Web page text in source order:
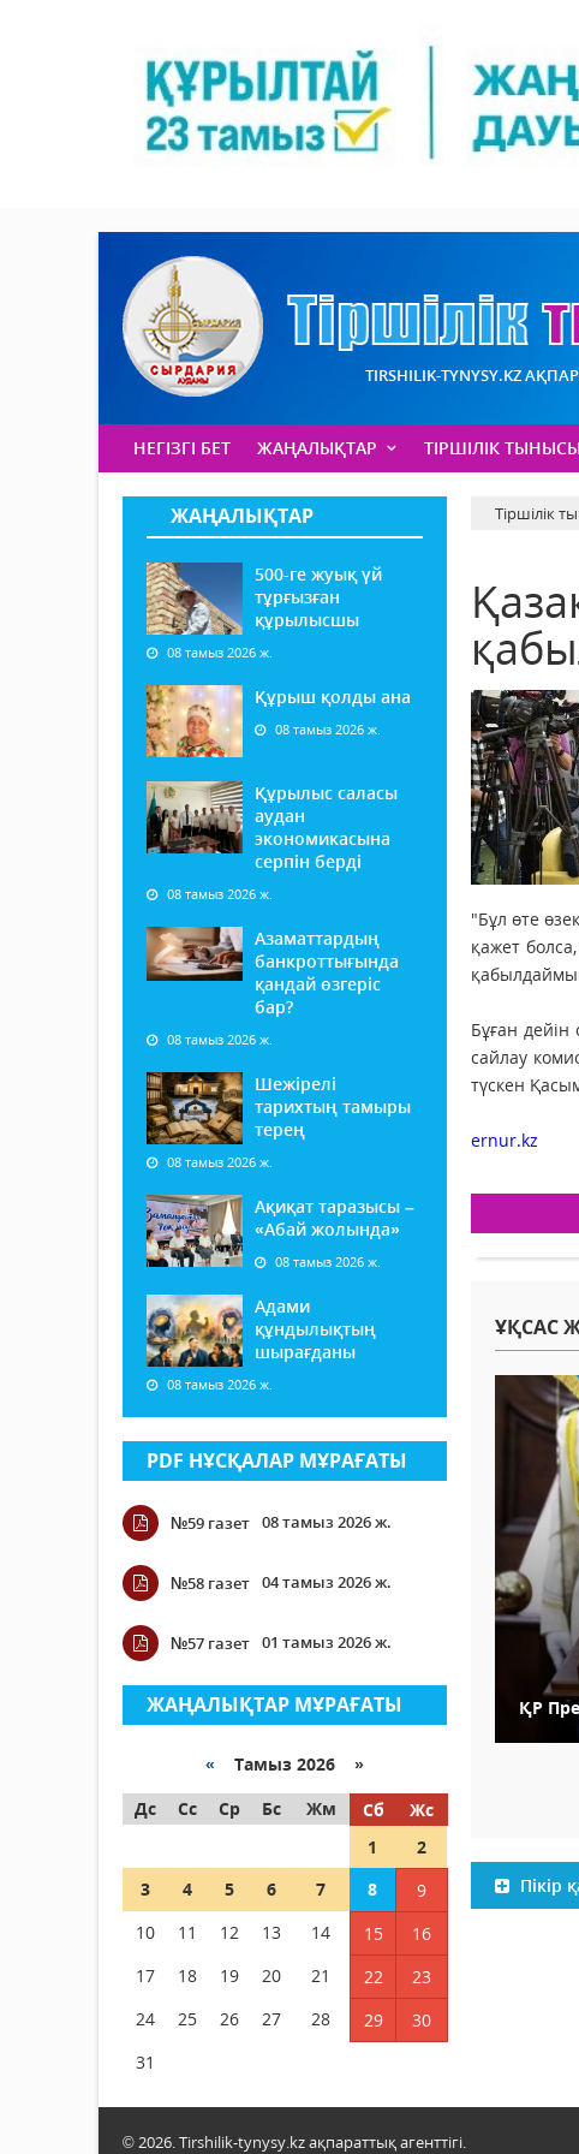
TIRSHILIK-TYNYSY.KZ
НЕГІЗГІ БЕТ ЖАҢАЛЫҚТАР ТІРШІЛІК
ЖАҢАЛЫҚТАР
500-ге жуық үй
тұрғызған
құрылысшы
08 тамыз 2026 ж.
Құрыш қолды ана
08 тамыз 2026 ж.
Құрылыс саласы
аудан
экономикасына
серпін берді
08 тамыз 2026 ж.
Азаматтардың
банкроттығында
қандай өзгеріс
бар?
08 тамыз 2026 ж.
Шежірелі
тарихтың тамыры
терең
08 тамыз 2026 ж.
Ақиқат таразысы –
«Абай жолында»
08 тамыз 2026 ж.
Адами
құндылықтың
шырағданы
08 тамыз 2026 ж.
PDF НҰСҚАЛАР МҰРАҒАТЫ
№59 газет 08 тамыз 2026 ж.
№58 газет 04 тамыз 2026 ж.
№57 газет 01 тамыз 2026 ж.
ЖАҢАЛЫҚТАР МҰРАҒАТЫ
« Тамыз 2026 »
Дс
Сс Ср Бс Жм Сб
Жс
1
2
3
4 5 6 7 8
9
10
11 12 13 14 15
16
17
18 19 20 21 22
23
24
25 26 27 28 29
30
31
Тіршілік
"Бұл өте
қажет
Бұған
сайлау
түскен
ernur.kz
ҰҚСАС
ҚР
Пікір
© 2026. Tirshilik-tynysy.kz ақпараттық агенттігі.